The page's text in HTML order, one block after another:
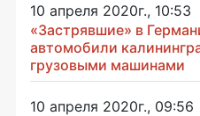
10 апреля 2020г., 10:53
«Застрявшие» в
автомобили
грузовыми машинами
10 апреля 2020г., 09:56